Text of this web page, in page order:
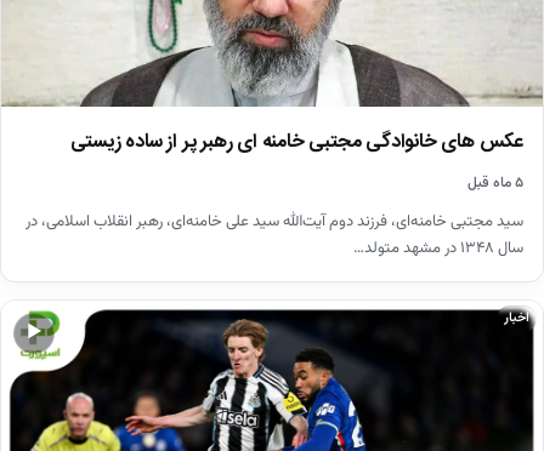
عکس های خانوادگی مجتبی خامنه ای رهبر پر از ساده زیستی
۵ ماه قبل
سید مجتبی خامنه‌ای، فرزند دوم آیت‌الله سید علی خامنه‌ای، رهبر انقلاب اسلامی، در
سال ۱۳۴۸ در مشهد متولد…
▶
اخبار